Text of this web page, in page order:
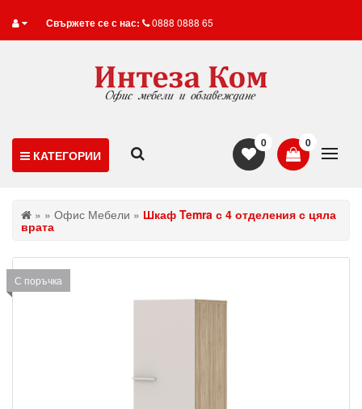
Свържете се с нас: 0888 0888 65
КАТЕГОРИИ
0
0
» » Офис Мебели » Шкаф Temra с 4 отделения с цяла
врата
С поръчка